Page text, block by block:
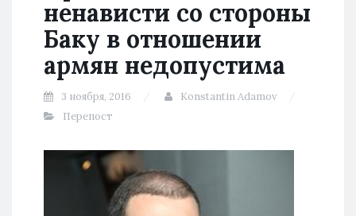
ненависти со стороны
Баку в отношении
армян недопустима
3 ноября, 2016
Konstantin Adamov
Перепост